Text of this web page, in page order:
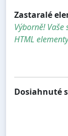
Zastaralé
Výborně!
HTML
Dosiahnuté